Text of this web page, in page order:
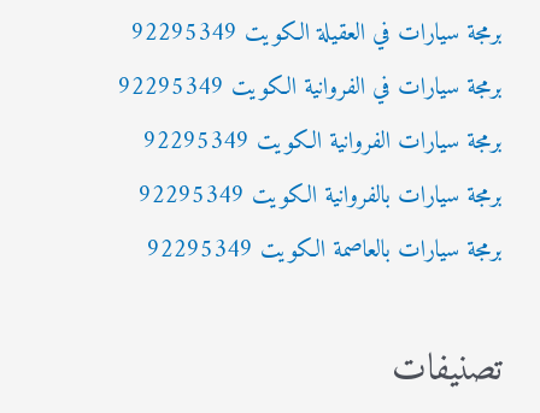
ع
ن
:
برمجة سيارات في العقيلة الكويت 92295349
برمجة سيارات في الفروانية الكويت 92295349
برمجة سيارات الفروانية الكويت 92295349
برمجة سيارات بالفروانية الكويت 92295349
برمجة سيارات بالعاصمة الكويت 92295349
تصنيفات